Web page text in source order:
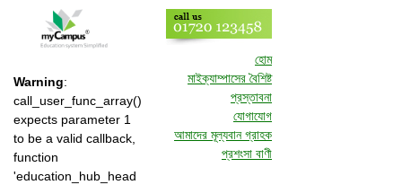
হোম
মাইক্যাম্পাসের বৈশিষ্ট
প্রস্তাবনা
যোগাযোগ
আমাদের মূল্যবান গ্রাহক
প্রশংসা বাণী
Warning:
call_user_func_array()
expects parameter 1
to be a valid callback,
function
'education_hub_head